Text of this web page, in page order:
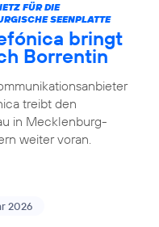
FÜR DIE
SEENPLATTE
bringt
Borrentin
treibt den
in Mecklenburg-
weiter voran.
2026